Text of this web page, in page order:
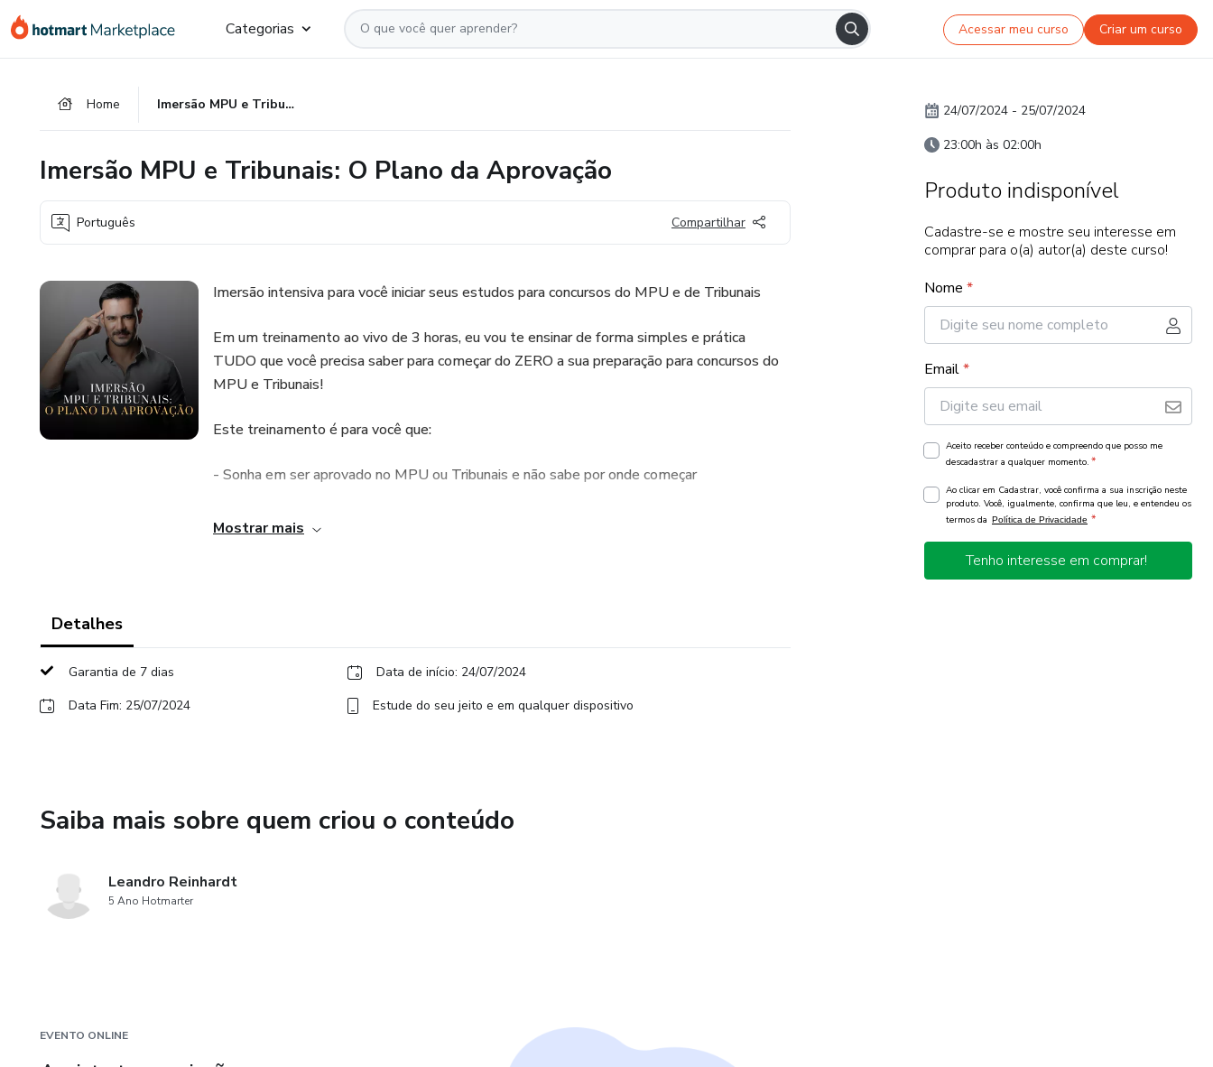
para
para
para
Categorias Acessar meu curso Criar um curso
Home Imersão MPU e Tribunais: O Plano da Aprovação
Imersão MPU e Tribunais: O Plano da Aprovação
Português Compartilhar
Imersão intensiva para você iniciar seus estudos para concursos do MPU e de Tribunais
Em um treinamento ao vivo de 3 horas, eu vou te ensinar de forma simples e prática
TUDO que você precisa saber para começar do ZERO a sua preparação para concursos do
MPU e Tribunais!
Este treinamento é para você que:
- Sonha em ser aprovado no MPU ou Tribunais e não sabe por onde começar
- Já estuda para concursos do MPU ou Tribunais, mas está perdido em meio a tantos
- Quer uma remuneração inicial de 9 a 14 mil reais, estabilidade e todas as vantagens do
mentorados usam para estudar com altíssimo desempenho, sem atrapalhar suas rotinas, e
coloque seu nome na lista de aprovados do MPU e/ou dos Tribunais em 2025.
Depois de aprender o passo a passo que eu ensino, seu desempenho nos estudos nunca
dedicando apenas 3 horas por dia, na metade do tempo que levaria estudando sozinho.
Mostrar mais
Detalhes
Garantia de 7 dias
Data de início: 24/07/2024
Data Fim: 25/07/2024
Estude do seu jeito e em qualquer dispositivo
Saiba mais sobre quem criou o conteúdo
Leandro Reinhardt
5 Ano Hotmarter
EVENTO ONLINE
24/07/2024 - 25/07/2024
23:00h às 02:00h
Produto indisponível
Cadastre-se e mostre seu interesse em
comprar para o(a) autor(a) deste curso!
Nome *
Email*
Aceito receber conteúdo e compreendo que posso me
descadastrar a qualquer momento. *
Ao clicar em Cadastrar, você confirma a sua inscrição neste
produto. Você, igualmente, confirma que leu, e entendeu os
termos da Política de Privacidade *
Tenho interesse em comprar!